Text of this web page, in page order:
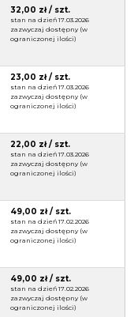
32,00 zł / szt.
stan na dzień 17.03.2026
zazwyczaj dostępny (w
ograniczonej ilości)
23,00 zł / szt.
stan na dzień 17.03.2026
zazwyczaj dostępny (w
ograniczonej ilości)
22,00 zł / szt.
stan na dzień 17.03.2026
zazwyczaj dostępny (w
ograniczonej ilości)
49,00 zł / szt.
stan na dzień 17.02.2026
zazwyczaj dostępny (w
ograniczonej ilości)
49,00 zł / szt.
stan na dzień 17.02.2026
zazwyczaj dostępny (w
ograniczonej ilości)